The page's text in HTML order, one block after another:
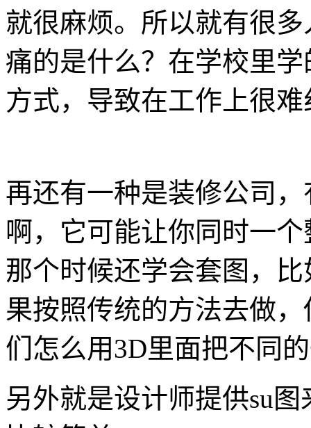
就很麻烦。所以就有很
痛的是什么？在学校里
方式，导致在工作上很
再还有一种是装修公司
啊，它可能让你同时一
那个时候还学会套图，
果按照传统的方法去做
们怎么用3D里面把不同
另外就是设计师提供su